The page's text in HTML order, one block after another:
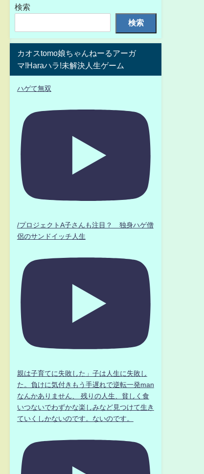
検索
検索
カオスtomo娘ちゃんねーるアーガ
マ!Haraハラ!未解決人生ゲーム
ハゲて無双
/プロジェクトA子さんも注目？ 独身ハゲ僧
侶のサンドイッチ人生
親は子育てに失敗した」子は人生に失敗し
た。負けに気付きもう手遅れで逆転一発man
なんかありません、 残りの人生、貧しく食
いつないでわずかな楽しみなど見つけて生き
ていくしかないのです。ないのです。